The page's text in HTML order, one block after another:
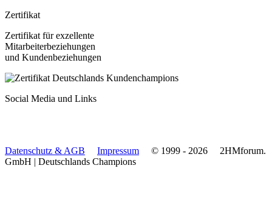
Zertifikat
Zertifikat für exzellente
Mitarbeiterbeziehungen
und Kundenbeziehungen
Social Media und Links
Datenschutz & AGB Impressum © 1999 - 2026 2HMforum.
GmbH | Deutschlands Champions